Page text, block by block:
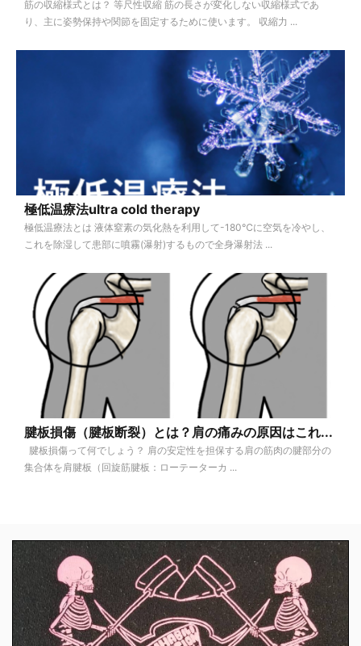
筋の収縮様式とは？ 等尺性収縮 筋の長さが変化しない収縮様式であ
り、主に姿勢保持や関節を固定するために使います。 収縮力 ...
極低温療法ultra cold therapy
極低温療法とは 液体窒素の気化熱を利用して-180℃に空気を冷やし、
これを除湿して患部に噴霧(瀑射)するもので全身瀑射法 ...
腱板損傷（腱板断裂）とは？肩の痛みの原因はこれ...
腱板損傷って何でしょう？ 肩の安定性を担保する肩の筋肉の腱部分の
集合体を肩腱板（回旋筋腱板：ローテーターカ ...